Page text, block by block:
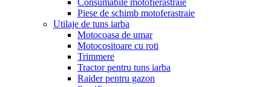
Consumabile motofierastraie
Piese de schimb motoferastraie
Utilaje de tuns iarba
Motocoasa de umar
Motocositoare cu roti
Trimmere
Tractor pentru tuns iarba
Raider pentru gazon